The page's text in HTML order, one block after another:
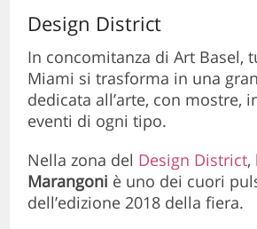
Design District
In concomitanza di Art Basel,
Miami si trasforma in una
dedicata all’arte, con mostre,
eventi di ogni tipo.
Nella zona del Design District,
Marangoni è uno dei cuori
dell’edizione 2018 della fiera.